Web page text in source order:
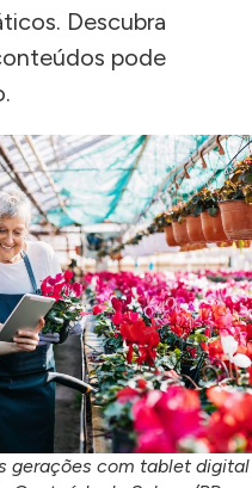
Descubra
pode
gerações com tablet digital